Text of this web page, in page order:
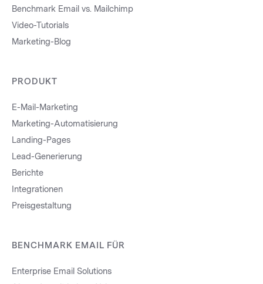
Benchmark Email vs. Mailchimp
Video-Tutorials
Marketing-Blog
PRODUKT
E-Mail-Marketing
Marketing-Automatisierung
Landing-Pages
Lead-Generierung
Berichte
Integrationen
Preisgestaltung
BENCHMARK EMAIL FÜR
Enterprise Email Solutions